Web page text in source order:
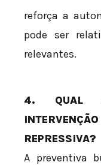
reforça a
pode ser
relevantes.
4. QUAL A
REPRESSIVA?
A preventiva